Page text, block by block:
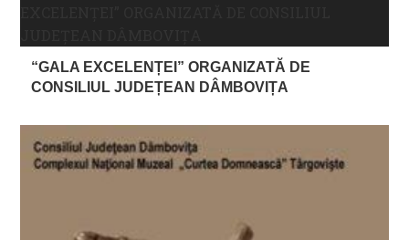
“GALA EXCELENȚEI” ORGANIZATĂ DE
CONSILIUL JUDEȚEAN DÂMBOVIȚA